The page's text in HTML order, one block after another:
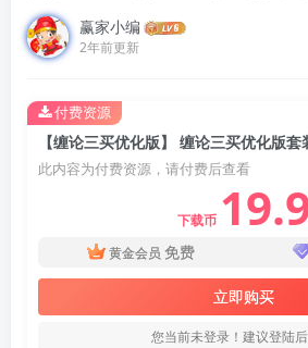
赢家小编
2年前更新
此内容为付费资源，请付费后查看
下载币
黄金会员 免费
立即购买
您当前未登录！建议登陆
付费资源